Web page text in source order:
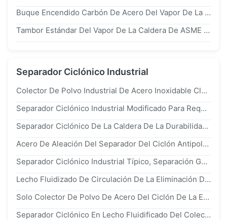
Buque Encendido Carbón De Acero Del Vapor De La Caldera De Carbono iso9001
Tambor Estándar Del Vapor De La Caldera De ASME sa516 gr70 Para Sugar Mill
Separador Ciclónico Industrial
Colector De Polvo Industrial De Acero Inoxidable Clásico De Alta Velocidad Para La Central Eléctrica
Separador Ciclónico Industrial Modificado Para Requisitos Particulares, Colector De Polvo Industrial Con Estándar Del SGS
Separador Ciclónico De La Caldera De La Durabilidad Para El Retiro De Polvo, Separador Industrial Del Polvo Del Ciclón
Acero De Aleación Del Separador Del Ciclón Antipolvo De La Caldera, Funcionamiento Del Colector De Polvo Del Ciclón Alto
Separador Ciclónico Industrial Típico, Separación Gas-Sólido Del Separador Del Ciclón Antipolvo De La Caldera
Lecho Fluidizado De Circulación De La Eliminación Del Polvo De Los Separadores Ciclónicos De Las Secciones Del Transporte Siete De La Eficacia Alta Por Separado
Solo Colector De Polvo De Acero Del Ciclón De La Eficacia Alta, Colector De Polvo Industrial Del Ciclón
Separador Ciclónico En Lecho Fluidificado Del Colector De Polvo De Circulación Para La Caldera Industrial